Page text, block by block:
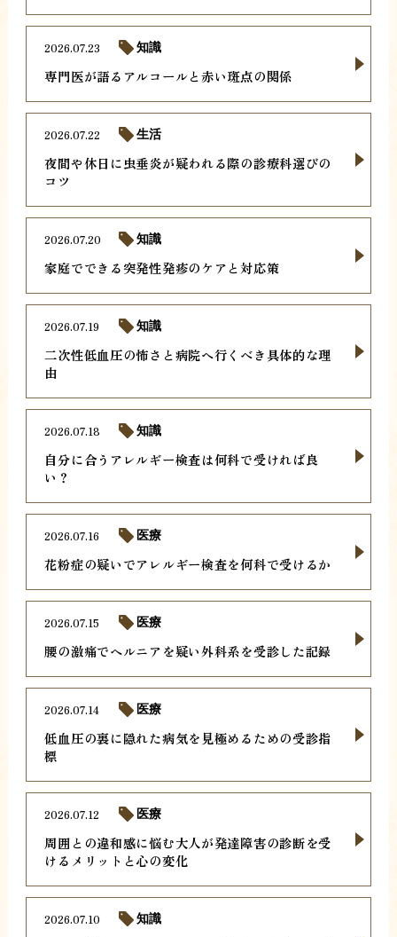
専門医が語るアルコールと赤い斑点の関係
2026.07.23 知識
夜間や休日に虫垂炎が疑われる際の診療科選びの
コツ
2026.07.22 生活
家庭でできる突発性発疹のケアと対応策
2026.07.20 知識
二次性低血圧の怖さと病院へ行くべき具体的な理
由
2026.07.19 知識
自分に合うアレルギー検査は何科で受ければ良
い？
2026.07.18 知識
花粉症の疑いでアレルギー検査を何科で受けるか
2026.07.16 医療
腰の激痛でヘルニアを疑い外科系を受診した記録
2026.07.15 医療
低血圧の裏に隠れた病気を見極めるための受診指
標
2026.07.14 医療
周囲との違和感に悩む大人が発達障害の診断を受
けるメリットと心の変化
2026.07.12 医療
2026.07.10 知識